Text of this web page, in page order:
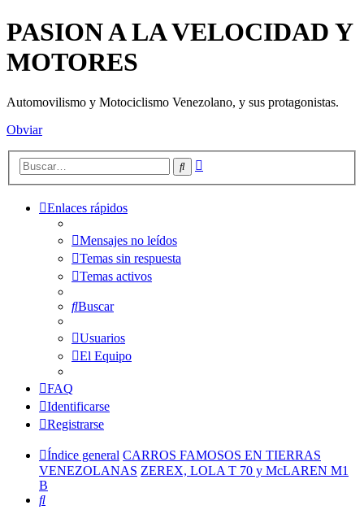
PASION A LA VELOCIDAD Y
MOTORES
Automovilismo y Motociclismo Venezolano, y sus protagonistas.
Obviar
Buscar
Enlaces rápidos
Mensajes no leídos
Temas sin respuesta
Temas activos
Buscar
Usuarios
El Equipo
FAQ
Identificarse
Registrarse
Índice general CARROS FAMOSOS EN TIERRAS
VENEZOLANAS ZEREX, LOLA T 70 y McLAREN M1
B
Buscar